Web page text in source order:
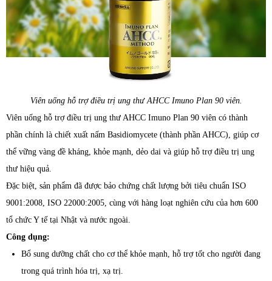
Viên uống hỗ trợ điều trị ung thư AHCC Imuno Plan 90 viên.
Viên uống hỗ trợ điều trị ung thư AHCC Imuno Plan 90 viên có thành
phần chính là chiết xuất nấm Basidiomycete (thành phần AHCC), giúp ​cơ
thể vững vàng đề kháng, khỏe mạnh, dẻo dai và giúp hỗ trợ điều trị ung
thư hiệu quả.
Đặc biệt, sản phẩm đã được bảo chứng chất lượng bởi tiêu chuẩn ISO
9001:2008, ISO 22000:2005, cùng với hàng loạt nghiên cứu của hơn 600
tổ chức Y tế tại Nhật và nước ngoài.​
Công dụng:
Bổ sung dưỡng chất cho cơ thể khỏe mạnh, hỗ trợ tốt cho người đang
trong quá trình hóa trị, xạ trị.